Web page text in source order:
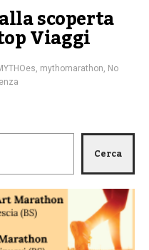
scoperta
Viaggi
mythomarathon No
Cerca